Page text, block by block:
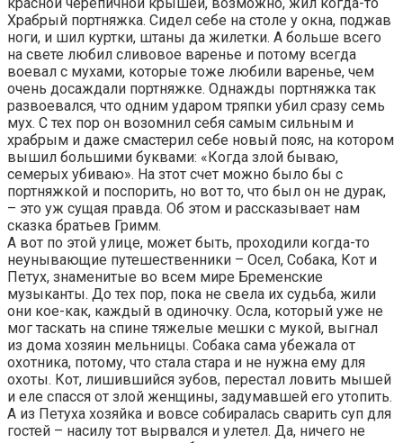
Храбрый портняжка. Сидел себе на столе у окна, поджав
ноги, и шил куртки, штаны да жилетки. А больше всего
на свете любил сливовое варенье и потому всегда
воевал с мухами, которые тоже любили варенье, чем
очень досаждали портняжке. Однажды портняжка так
развоевался, что одним ударом тряпки убил сразу семь
мух. С тех пор он возомнил себя самым сильным и
храбрым и даже смастерил себе новый пояс, на котором
вышил большими буквами: «Когда злой бываю,
семерых убиваю». На зтот счет можно было бы с
портняжкой и поспорить, но вот то, что был он не дурак,
– это уж сущая правда. Об этом и рассказывает нам
сказка братьев Гримм.
А вот по этой улице, может быть, проходили когда-то
неунывающие путешественники – Осел, Собака, Кот и
Петух, знаменитые во всем мире Бременские
музыканты. До тех пор, пока не свела их судьба, жили
они кое-как, каждый в одиночку. Осла, который уже не
мог таскать на спине тяжелые мешки с мукой, выгнал
из дома хозяин мельницы. Собака сама убежала от
охотника, потому, что стала стара и не нужна ему для
охоты. Кот, лишившийся зубов, перестал ловить мышей
и еле спасся от злой женщины, задумавшей его утопить.
А из Петуха хозяйка и вовсе собиралась сварить суп для
гостей – насилу тот вырвался и улетел. Да, ничего не